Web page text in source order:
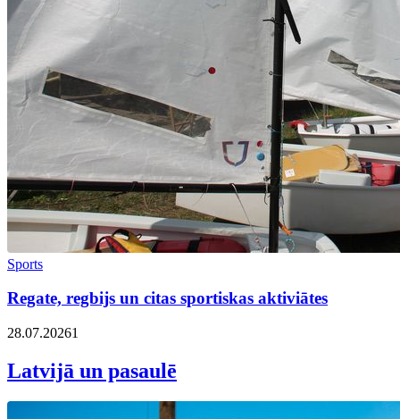
Sports
Regate, regbijs un citas sportiskas aktiviātes
28.07.20261
Latvijā un pasaulē